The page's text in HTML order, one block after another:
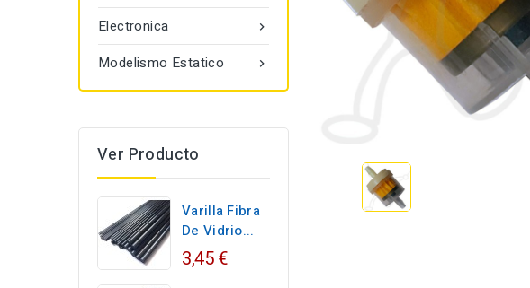

Electronica

Modelismo Estatico
Ver Producto
Varilla Fibra
De Vidrio...
3,45 €